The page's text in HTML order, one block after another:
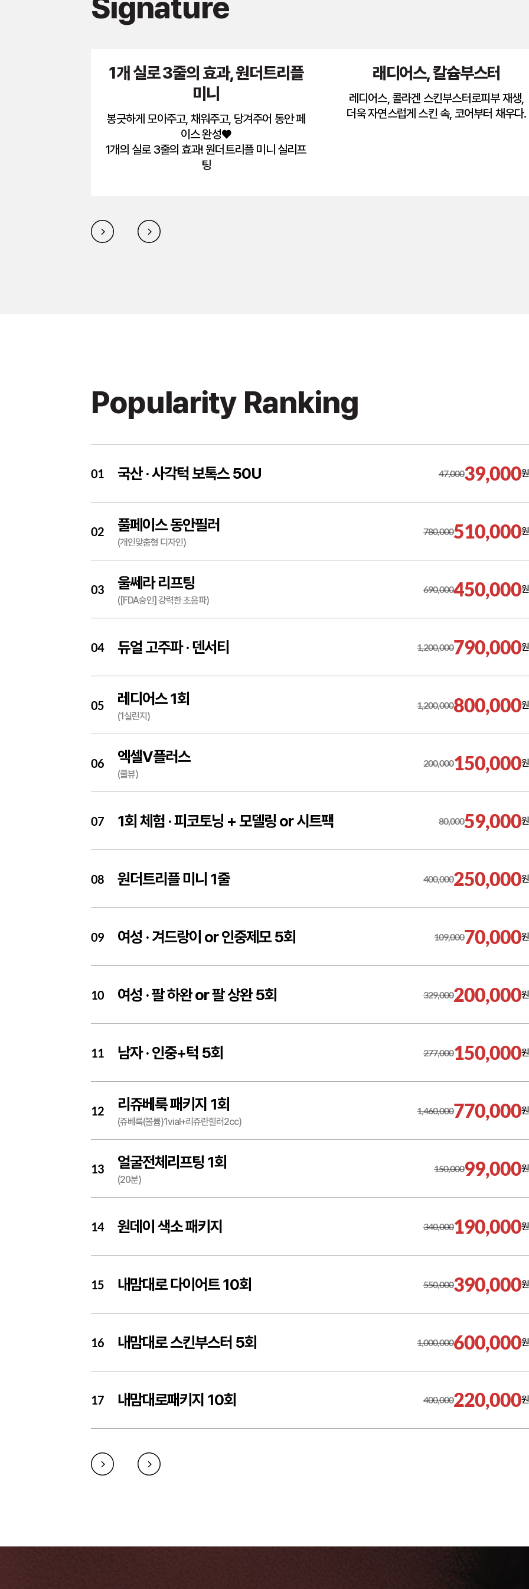
Signature
1개 실로 3줄의 효과, 원더트리플
미니
봉긋하게 모아주고, 채워주고, 당겨주어 동안 페
이스 완성♥
1개의 실로 3줄의 효과! 원더트리플 미니 실리프
팅
래디어스, 칼슘부스터
레디어스, 콜라겐 스킨부스터로피부 재생,
더욱 자연스럽게 스킨 속, 코어부터 채우다.
Popularity Ranking
01 국산 ·사각턱 보톡스 50U 47,00039,000원
02 풀페이스 동안필러
(개인맞춤형 디자인)
780,000510,000원
03 울쎄라 리프팅
([FDA승인] 강력한 초음파)
690,000450,000원
04 듀얼 고주파 ·덴서티 1,200,000790,000원
05 레디어스 1회
(1실린지)
1,200,000800,000원
06 엑셀V플러스
(쿨뷰)
200,000150,000원
07 1회 체험 ·피코토닝 + 모델링 or 시트팩 80,00059,000원
08 원더트리플 미니 1줄 400,000250,000원
09 여성 ·겨드랑이 or 인중제모 5회 109,00070,000원
10 여성 ·팔 하완 or 팔 상완 5회 329,000200,000원
11 남자 ·인중+턱 5회 277,000150,000원
12 리쥬베룩 패키지 1회
(쥬베룩(볼륨)1vial+리쥬란힐러2cc)
1,460,000770,000원
13 얼굴전체리프팅 1회
(20분)
150,00099,000원
14 원데이 색소 패키지 340,000190,000원
15 내맘대로 다이어트 10회 550,000390,000원
16 내맘대로 스킨부스터 5회 1,000,000600,000원
17 내맘대로패키지 10회 400,000220,000원